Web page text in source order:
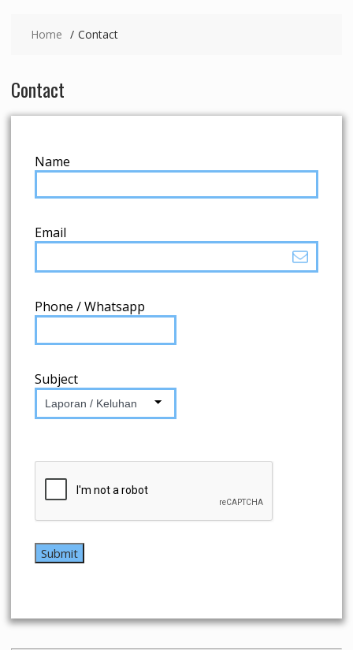
Home Contact
Contact
Name
Email
Phone / Whatsapp
Subject
Laporan / Keluhan